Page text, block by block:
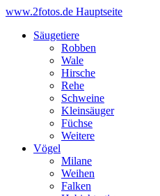
www.2fotos.de Hauptseite
Säugetiere
Robben
Wale
Hirsche
Rehe
Schweine
Kleinsäuger
Füchse
Weitere
Vögel
Milane
Weihen
Falken